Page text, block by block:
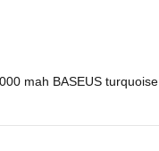
mah BASEUS turquoise